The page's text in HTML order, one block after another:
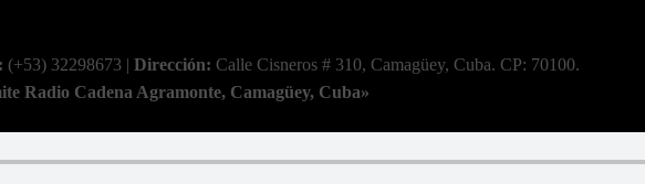
(+53) 32298673 | Dirección: Calle Cisneros # 310, Camagüey, Cuba. CP: 70100.
Radio Cadena Agramonte, Camagüey, Cuba»